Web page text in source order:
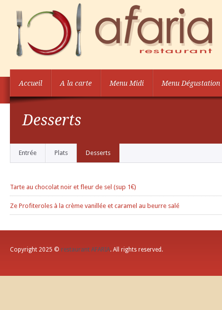
Accueil A la carte Menu Midi Menu Dégustation
Desserts
Entrée Plats Desserts
Tarte au chocolat noir et fleur de sel (sup 1€)
Ze Profiteroles à la crème vanillée et caramel au beurre salé
Copyright 2025 © restaurant AFARIA. All rights reserved.